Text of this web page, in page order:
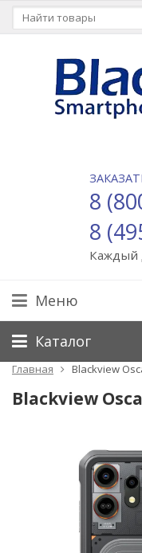
8
8
Каждый
Меню
Каталог
Главная Blackview
Blackview